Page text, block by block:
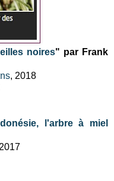
noires" par Frank
, 2018
l'arbre à miel